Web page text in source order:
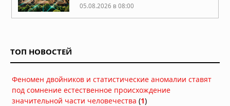
05.08.2026 в 08:00
сохранившееся» яйцо динозавра
возрастом 70 миллионов лет
05.08.2026 в 06:49
ТОП НОВОСТЕЙ
Феномен двойников и статистические аномалии ставят
под сомнение естественное происхождение
значительной части человечества (1)